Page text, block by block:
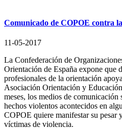
Comunicado de COPOE contra
11-05-2017
La Confederación de
Orientación de España expone que
profesionales de la orientación
Asociación Orientación y
meses, los medios de comunicación
hechos violentos acontecidos en
COPOE quiere manifestar su pesar
víctimas de violencia.